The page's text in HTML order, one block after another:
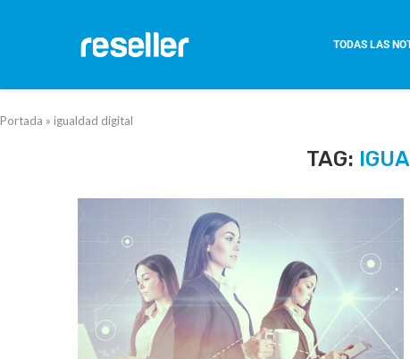
TODAS LAS
Portada » igualdad digital
TAG: